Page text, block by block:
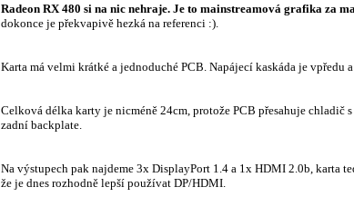
Radeon RX 480 si na nic nehraje. Je to mainstreamová grafika za
dokonce je překvapivě hezká na referenci :).
Karta má velmi krátké a jednoduché PCB. Napájecí kaskáda je
Celková délka karty je nicméně 24cm, protože PCB přesahuje chladič
zadní backplate.
Na výstupech pak najdeme 3x DisplayPort 1.4 a 1x HDMI 2.0b, karta
že je dnes rozhodně lepší používat DP/HDMI.